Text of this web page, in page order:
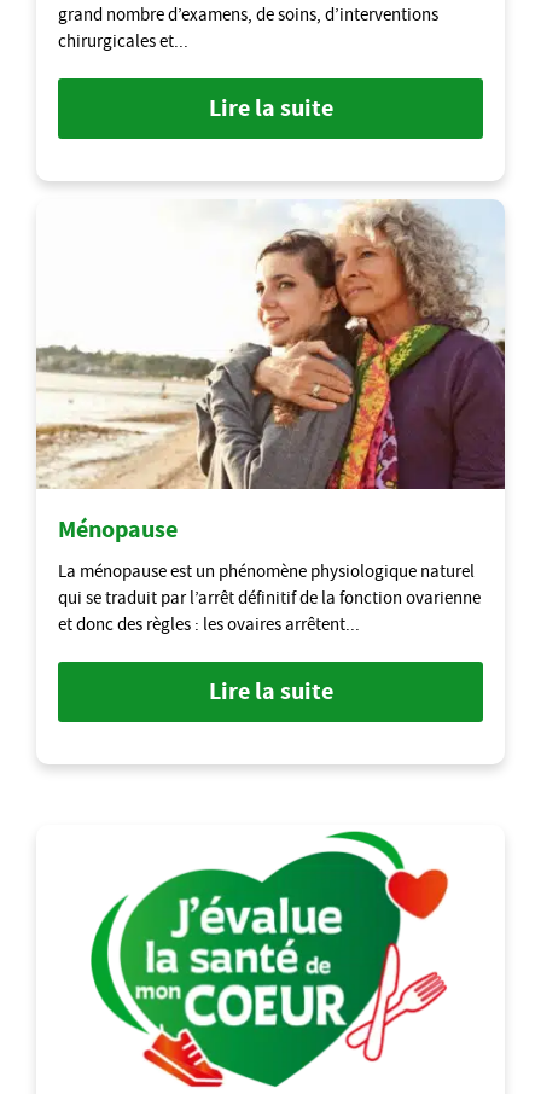
grand nombre d’examens, de soins, d’interventions
chirurgicales et...
Lire la suite
Ménopause
La ménopause est un phénomène physiologique naturel
qui se traduit par l’arrêt définitif de la fonction ovarienne
et donc des règles : les ovaires arrêtent...
Lire la suite